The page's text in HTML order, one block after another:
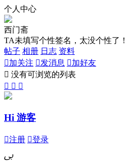
个人中心
西门斋
TA未填写个性签名，太没个性了！
帖子 相册 日志 资料
加关注 发消息 加好友
 没有可浏览的列表
  
Hi 游客
注册 登录
ﰉ